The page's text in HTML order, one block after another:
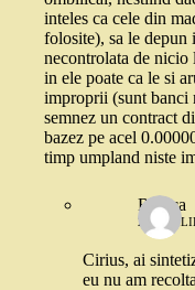
inteles ca cele din
folosite), sa le depun
necontrolata de nicio
in ele poate ca le si
improprii (sunt banci
semnez un contract
bazez pe acel
timp umpland niste
Raluca
29
Cirius, ai
eu nu am